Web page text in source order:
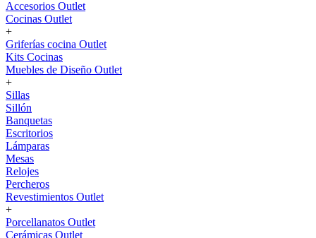
Accesorios Outlet
Cocinas Outlet
+
Griferías cocina Outlet
Kits Cocinas
Muebles de Diseño Outlet
+
Sillas
Sillón
Banquetas
Escritorios
Lámparas
Mesas
Relojes
Percheros
Revestimientos Outlet
+
Porcellanatos Outlet
Cerámicas Outlet